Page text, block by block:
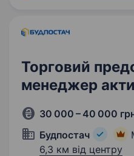
Торговий
менеджер
30 000 – 40 000
Будпостач
6,3 км від центру